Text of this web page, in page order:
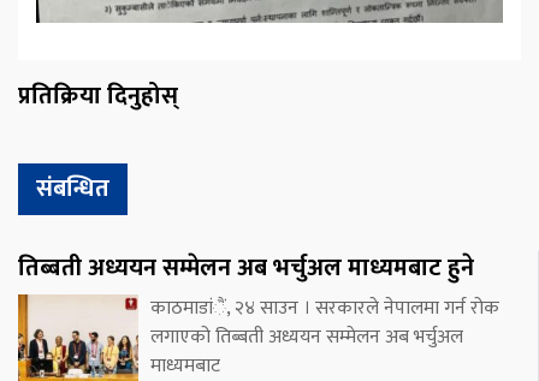
प्रतिक्रिया दिनुहोस्
संबन्धित
तिब्बती अध्ययन सम्मेलन अब भर्चुअल माध्यमबाट हुने
काठमाडांैं, २४ साउन । सरकारले नेपालमा गर्न रोक
लगाएको तिब्बती अध्ययन सम्मेलन अब भर्चुअल
माध्यमबाट